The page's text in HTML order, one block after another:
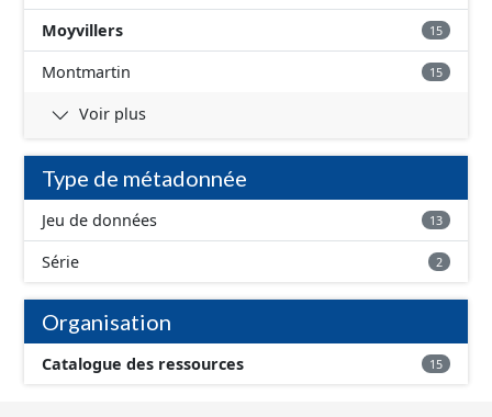
Moyvillers 15
Montmartin 15
Voir plus
Type de métadonnée
Jeu de données 13
Série 2
Organisation
Catalogue des ressources 15